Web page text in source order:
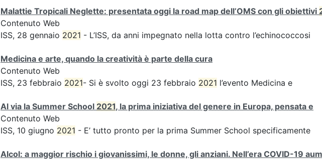
Malattie Tropicali Neglette: presentata oggi la road map dell’OMS con gli obiettivi
Contenuto Web
ISS, 28 gennaio 2021 - L’ISS, da anni impegnato nella lotta contro l’echinococcosi
Medicina e arte, quando la creatività è parte della cura
Contenuto Web
ISS, 23 febbraio 2021- Si è svolto oggi 23 febbraio 2021 l’evento Medicina e
Al via la Summer School 2021, la prima iniziativa del genere in Europa, pensata e
Contenuto Web
ISS, 10 giugno 2021 - E’ tutto pronto per la prima Summer School specificamente
Alcol: a maggior rischio i giovanissimi, le donne, gli anziani. Nell’era COVID-19